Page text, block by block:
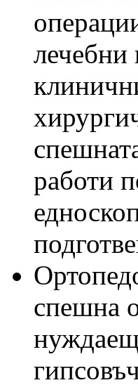
лечебни
работи
спешна